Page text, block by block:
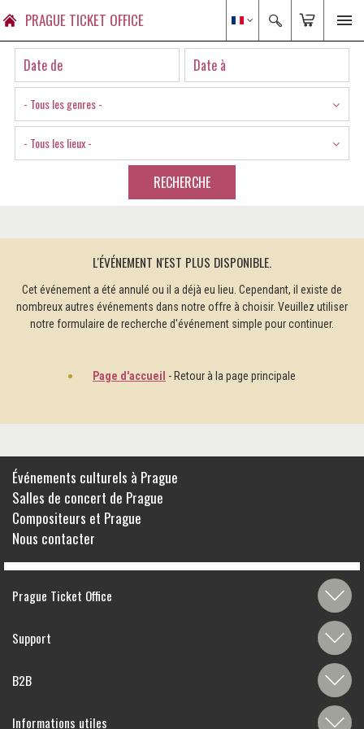
PRAGUE TICKET OFFICE
- Tous les genres -
- Tous les lieux -
RECHERCHE
L'ÉVÉNEMENT N'EST PLUS DISPONIBLE.
Cet événement a été annulé ou il a déjà eu lieu. Cependant, il existe de
nombreux autres événements dans notre offre à choisir. Veuillez utiliser
notre formulaire de recherche d'événement simple pour continuer.
Page d'accueil - Retour à la page principale
Événements culturels à Prague
Salles de concert de Prague
Compositeurs et Prague
Nous contacter
Prague Ticket Office
Support
B2B
Informations utiles